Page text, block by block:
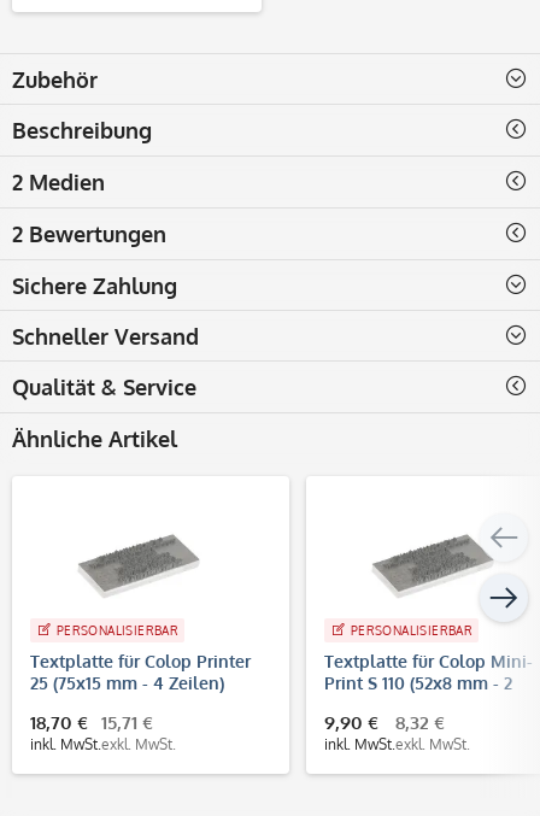
Zubehör
Beschreibung
2 Medien
2 Bewertungen
Sichere Zahlung
Schneller Versand
Qualität & Service
Ähnliche Artikel
PERSONALISIERBAR
Textplatte für Colop Printer
25 (75x15 mm - 4 Zeilen)
18,70 €
inkl. MwSt.
15,71 €
exkl. MwSt.
PERSONALISIERBAR
Textplatte für Colop Mini-
Print S 110 (52x8 mm - 2
9,90 €
inkl. MwSt.
8,32 €
exkl. MwSt.